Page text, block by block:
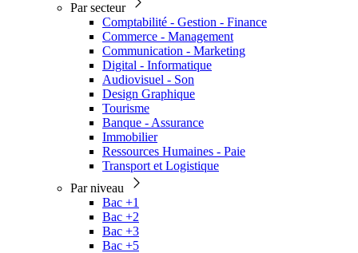
Par secteur
Comptabilité - Gestion - Finance
Commerce - Management
Communication - Marketing
Digital - Informatique
Audiovisuel - Son
Design Graphique
Tourisme
Banque - Assurance
Immobilier
Ressources Humaines - Paie
Transport et Logistique
Par niveau
Bac +1
Bac +2
Bac +3
Bac +5